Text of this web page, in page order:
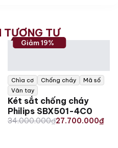
TƯƠNG TỰ
Giảm 19%
Chìa cơ Chống cháy
Mã số
Vân tay
Két sắt chống cháy
Philips SBX501-4C0
34.000.000₫
Original
27.700.000₫
Current